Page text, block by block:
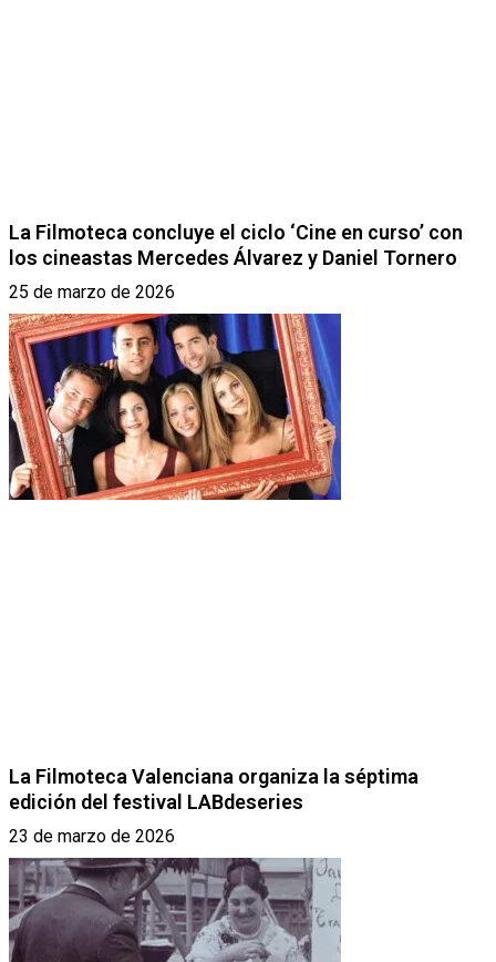
La Filmoteca concluye el ciclo ‘Cine en curso’ con
los cineastas Mercedes Álvarez y Daniel Tornero
25 de marzo de 2026
La Filmoteca Valenciana organiza la séptima
edición del festival LABdeseries
23 de marzo de 2026